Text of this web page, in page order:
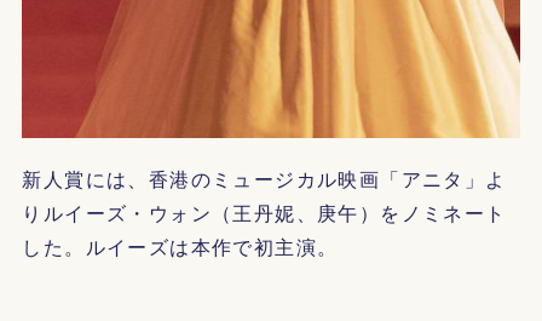
新人賞には、香港のミュージカル映画「アニタ」よ
りルイーズ・ウォン（王丹妮、庚午）をノミネート
した。ルイーズは本作で初主演。